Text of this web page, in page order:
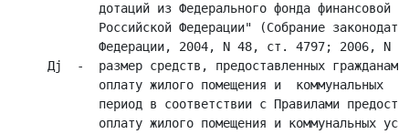
дотаций из Федерального фонда финансовой
Российской Федерации" (Собрание
Федерации, 2004, N 48, ст. 4797; 2006, N
Дj  -  размер средств, предоставленных гражданам
оплату жилого помещения и  коммунальных
период в соответствии с Правилами
оплату жилого помещения и коммунальных